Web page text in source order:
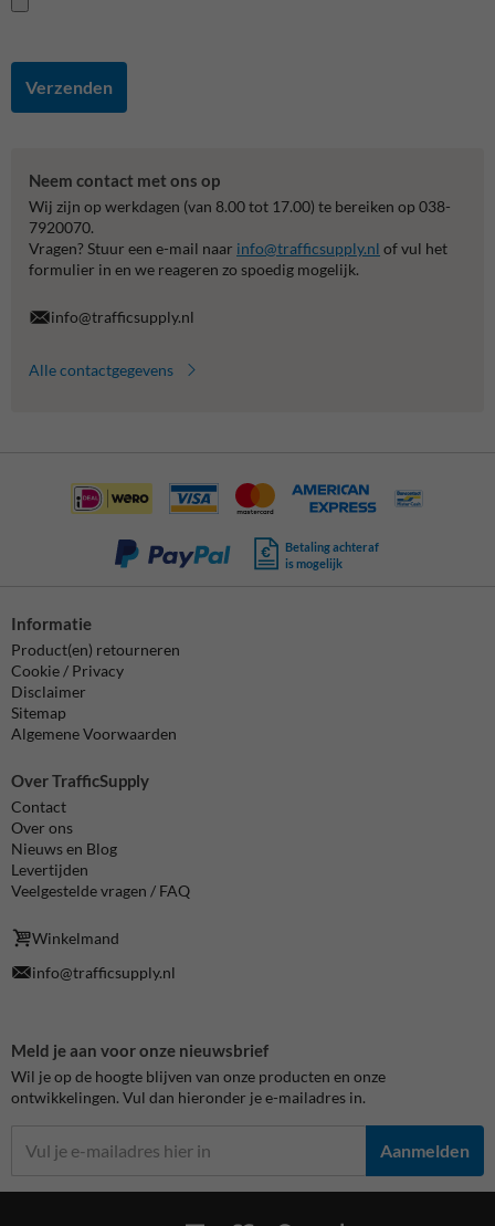
Verzenden
Neem contact met ons op
Wij zijn op werkdagen (van 8.00 tot 17.00) te bereiken op 038-
7920070.
Vragen? Stuur een e-mail naar info@trafficsupply.nl of vul het
formulier in en we reageren zo spoedig mogelijk.
info@trafficsupply.nl
Alle contactgegevens
Betaling achteraf
is mogelijk
Informatie
Product(en) retourneren
Cookie / Privacy
Disclaimer
Sitemap
Algemene Voorwaarden
Over TrafficSupply
Contact
Over ons
Nieuws en Blog
Levertijden
Veelgestelde vragen / FAQ
Winkelmand
info@trafficsupply.nl
Meld je aan voor onze nieuwsbrief
Wil je op de hoogte blijven van onze producten en onze
ontwikkelingen. Vul dan hieronder je e-mailadres in.
Aanmelden